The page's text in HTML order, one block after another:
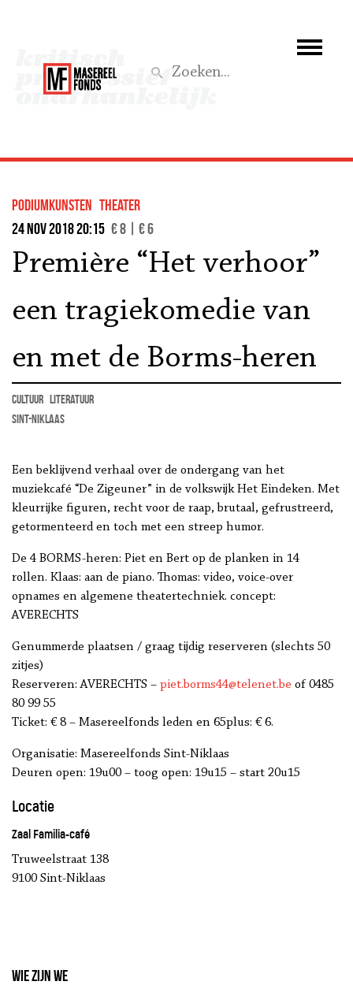
Wat we doen
Steun ons
Aktief
podiumkunsten theater
24 nov 2018 20:15 € 8 | € 6
Première “Het verhoor”
een tragiekomedie van
en met de Borms-heren
cultuur literatuur
Sint-Niklaas
Een beklijvend verhaal over de ondergang van het
muziekcafé “De Zigeuner” in de volkswijk Het Eindeken. Met
kleurrijke figuren, recht voor de raap, brutaal, gefrustreerd,
getormenteerd en toch met een streep humor.
De 4 BORMS-heren: Piet en Bert op de planken in 14
rollen. Klaas: aan de piano. Thomas: video, voice-over
opnames en algemene theatertechniek. concept:
AVERECHTS
Genummerde plaatsen / graag tijdig reserveren (slechts 50
zitjes)
Reserveren: AVERECHTS – piet.borms44@telenet.be of 0485
80 99 55
Ticket: € 8 – Masereelfonds leden en 65plus: € 6.
Organisatie: Masereelfonds Sint-Niklaas
Deuren open: 19u00 – toog open: 19u15 – start 20u15
Locatie
Zaal Familia-café
Truweelstraat 138
9100 Sint-Niklaas
Wie zijn we